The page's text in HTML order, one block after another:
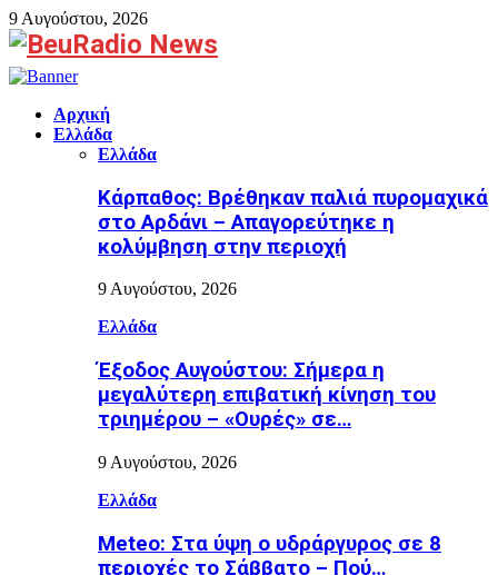
9 Αυγούστου, 2026
Facebook
Αρχική
Ελλάδα
Ελλάδα
Κάρπαθος: Βρέθηκαν παλιά πυρομαχικά
στο Αρδάνι – Απαγορεύτηκε η
κολύμβηση στην περιοχή
9 Αυγούστου, 2026
Ελλάδα
Έξοδος Αυγούστου: Σήμερα η
μεγαλύτερη επιβατική κίνηση του
τριημέρου – «Ουρές» σε…
9 Αυγούστου, 2026
Ελλάδα
Meteo: Στα ύψη ο υδράργυρος σε 8
περιοχές το Σάββατο – Πού…